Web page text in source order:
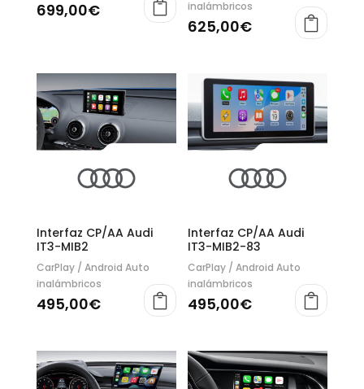
699,00€
inalámbricos
625,00€
Interfaz CP/AA Audi
IT3-MIB2
CarPlay / Android Auto
inalámbricos
495,00€
Interfaz CP/AA Audi
IT3-MIB2-83
CarPlay / Android Auto
inalámbricos
495,00€